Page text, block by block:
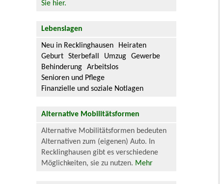
Sie hier.
Lebenslagen
Neu in Recklinghausen
Heiraten
Geburt
Sterbefall Umzug
Gewerbe
Behinderung
Arbeitslos
Senioren und Pflege
Finanzielle und soziale Notlagen
Alternative Mobilitätsformen
Alternative Mobilitätsformen bedeuten
Alternativen zum (eigenen) Auto. In
Recklinghausen gibt es verschiedene
Möglichkeiten, sie zu nutzen. Mehr